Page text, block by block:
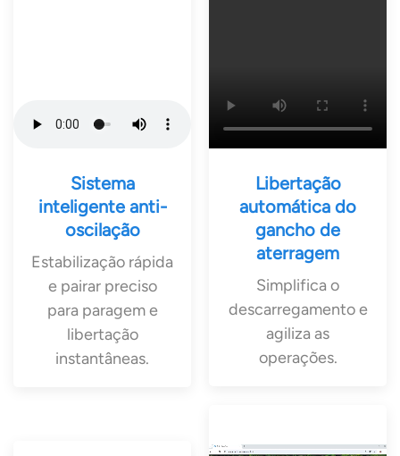
Sistema
inteligente anti-
oscilação
Estabilização rápida
e pairar preciso
para paragem e
libertação
instantâneas.
Libertação
automática do
gancho de
aterragem
Simplifica o
descarregamento e
agiliza as
operações.